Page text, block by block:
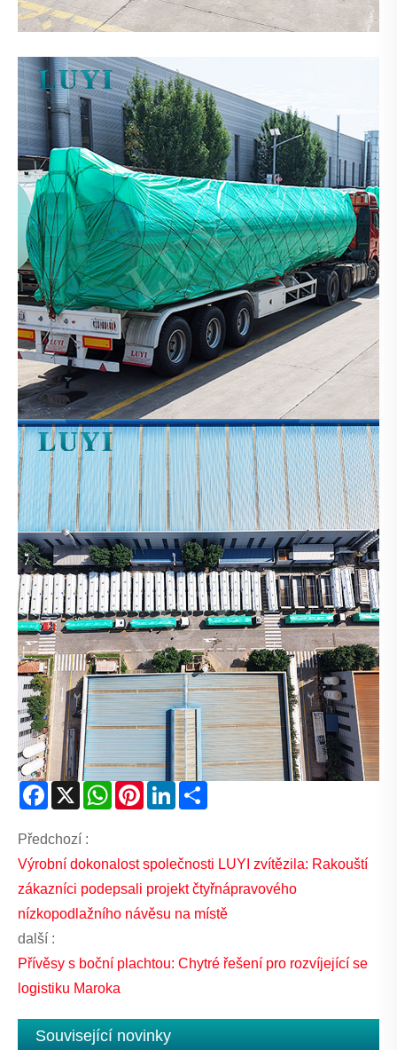
Facebook
X WhatsAppPinterestLinkedIn
Předchozí :
Výrobní dokonalost společnosti LUYI zvítězila: Rakouští
zákazníci podepsali projekt čtyřnápravového
nízkopodlažního návěsu na místě
další :
Přívěsy s boční plachtou: Chytré řešení pro rozvíjející se
logistiku Maroka
Související novinky